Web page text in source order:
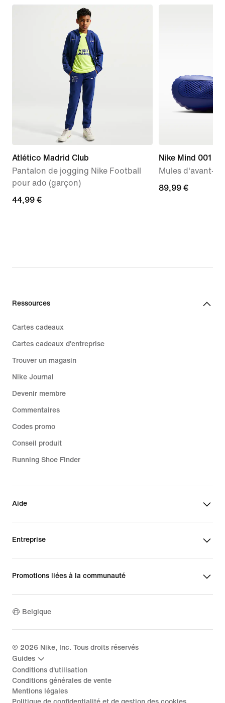
Atlético Madrid Club
Pantalon de jogging Nike Football
pour ado (garçon)
44,99 €
44,99 €
Nike Mind 001
Mules d'avant-
89,99 €
89,99 €
Ressources
Cartes cadeaux
Cartes cadeaux d'entreprise
Trouver un magasin
Nike Journal
Devenir membre
Commentaires
Codes promo
Conseil produit
Running Shoe Finder
Aide
Entreprise
Promotions liées à la communauté
Belgique
© 2026 Nike, Inc. Tous droits réservés
Guides
Conditions d'utilisation
Conditions générales de vente
Mentions légales